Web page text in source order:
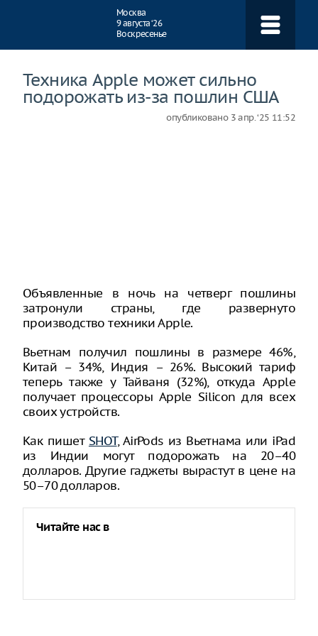
Москва
9 августа ‘26
Воскресенье
Техника Apple может сильно
подорожать из-за пошлин США
опубликовано 3 апр. ‘25 11:52
Объявленные в ночь на четверг пошлины
затронули страны, где развернуто
производство техники Apple.
Вьетнам получил пошлины в размере 46%,
Китай – 34%, Индия – 26%. Высокий тариф
теперь также у Тайваня (32%), откуда Apple
получает процессоры Apple Silicon для всех
своих устройств.
Как пишет SHOT, AirPods из Вьетнама или iPad
из Индии могут подорожать на 20–40
долларов. Другие гаджеты вырастут в цене на
50–70 долларов.
Читайте нас в